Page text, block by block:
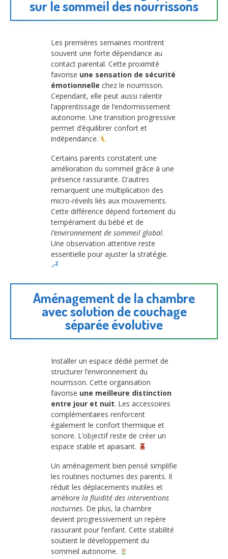
sur le sommeil des nourrissons
Les premières semaines montrent
souvent une forte dépendance au
contact parental. Cette proximité
favorise une sensation de sécurité
émotionnelle chez le nourrisson.
Cependant, elle peut aussi ralentir
l’apprentissage de l’endormissement
autonome. Une transition progressive
permet d’équilibrer confort et
indépendance.
Certains parents constatent une
amélioration du sommeil grâce à une
présence rassurante. D’autres
remarquent une multiplication des
micro-réveils liés aux mouvements.
Cette différence dépend fortement du
tempérament du bébé et de
l’environnement de sommeil global.
Une observation attentive reste
essentielle pour ajuster la stratégie.
Aménagement de la chambre
avec solution de couchage
séparée évolutive
Installer un espace dédié permet de
structurer l’environnement du
nourrisson. Cette organisation
favorise une meilleure distinction
entre jour et nuit. Les accessoires
complémentaires renforcent
également le confort thermique et
sonore. L’objectif reste de créer un
espace stable et apaisant.
Un aménagement bien pensé simplifie
les routines nocturnes des parents. Il
réduit les déplacements inutiles et
améliore la fluidité des interventions
nocturnes. De plus, la chambre
devient progressivement un repère
rassurant pour l’enfant. Cette stabilité
soutient le développement du
sommeil autonome.